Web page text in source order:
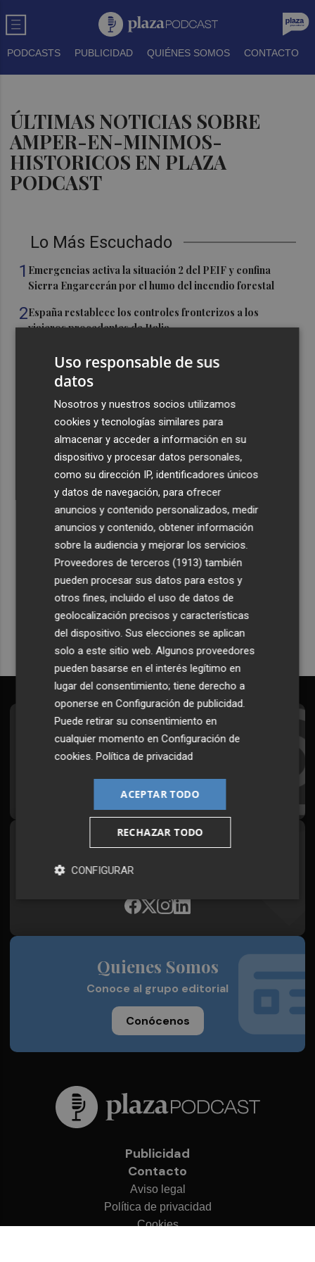
PODCASTS PUBLICIDAD QUIÉNES SOMOS CONTACTO
ÚLTIMAS NOTICIAS SOBRE
AMPER-EN-MINIMOS-
HISTORICOS EN PLAZA
PODCAST
Lo Más Escuchado
1 Emergencias activa la situación 2 del PEIF y confina
Sierra Engarcerán por el humo del incendio forestal
2España restablece los controles fronterizos a los
viajeros procedentes de Italia
El homenaje a Ferran Torres en Foios, en imágenes
Ferran Torres, recibido con un baño de masas en su
pueblo: "Allá donde voy siempre digo que soy de Foios"
Foios se vuelca con Ferran Torres
Recibe toda la actualidad de
Plaza Podcast en tu correo
Quiero suscribirme
Suscríbete al Boletín
Todos los días a primera hora en tu email
¡Quiero suscribirme!
Síguenos en redes
Plaza Podcast, desde cualquier medio
Quienes Somos
Conoce al grupo editorial
Conócenos
Publicidad
Contacto
Aviso legal
Política de privacidad
Cookies
Uso responsable de sus
datos
Nosotros y nuestros socios utilizamos
cookies y tecnologías similares para
almacenar y acceder a información en su
dispositivo y procesar datos personales,
como su dirección IP, identificadores únicos
y datos de navegación, para ofrecer
anuncios y contenido personalizados, medir
anuncios y contenido, obtener información
sobre la audiencia y mejorar los servicios.
Proveedores de terceros (1913) también
pueden procesar sus datos para estos y
otros fines, incluido el uso de datos de
geolocalización precisos y características
del dispositivo. Sus elecciones se aplican
solo a este sitio web. Algunos proveedores
pueden basarse en el interés legítimo en
lugar del consentimiento; tiene derecho a
oponerse enConfiguración de publicidad
Puede retirar su consentimiento en
cualquier momento enConfiguración de
cookies .Política de privacidad
ACEPTAR TODO
RECHAZAR TODO
CONFIGURAR